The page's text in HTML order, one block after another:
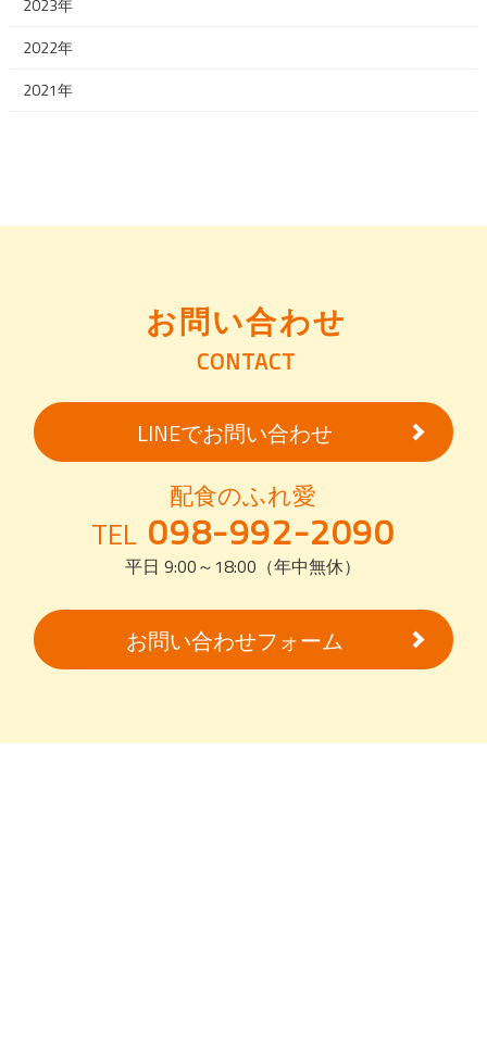
2023年
2022年
2021年
お問い合わせ
CONTACT
LINEでお問い合わせ
配食のふれ愛
TEL 098-992-2090
平日 9:00～18:00（年中無休）
お問い合わせフォーム